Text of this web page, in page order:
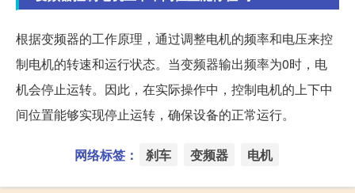
根据变频器的工作原理，通过调整电机的频率和电压来控
制电机的转速和运行状态。当变频器输出频率为0时，电
机会停止运转。因此，在实际操作中，控制电机的上下中
间位置能够实现停止运转，确保设备的正常运行。
网络标签： 刹车 变频器 电机